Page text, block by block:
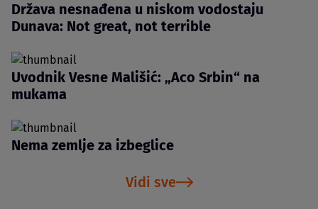
Država nesnađena u niskom vodostaju
Dunava: Not great, not terrible
Uvodnik Vesne Mališić: „Aco Srbin“ na
mukama
Nema zemlje za izbeglice
Vidi sve